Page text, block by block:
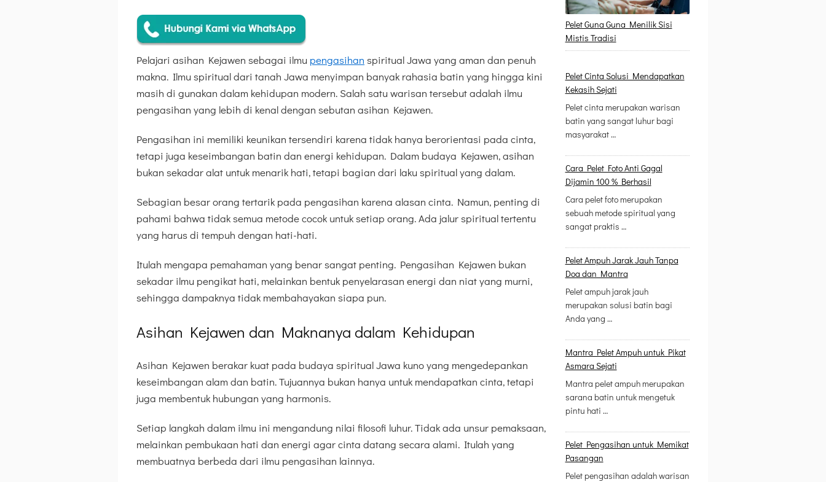
Pelajari asihan Kejawen sebagai ilmu pengasihan spiritual Jawa yang aman dan penuh
makna. Ilmu spiritual dari tanah Jawa menyimpan banyak rahasia batin yang hingga kini
masih di gunakan dalam kehidupan modern. Salah satu warisan tersebut adalah ilmu
pengasihan yang lebih di kenal dengan sebutan asihan Kejawen.
Pengasihan ini memiliki keunikan tersendiri karena tidak hanya berorientasi pada cinta,
tetapi juga keseimbangan batin dan energi kehidupan. Dalam budaya Kejawen, asihan
bukan sekadar alat untuk menarik hati, tetapi bagian dari laku spiritual yang dalam.
Sebagian besar orang tertarik pada pengasihan karena alasan cinta. Namun, penting di
pahami bahwa tidak semua metode cocok untuk setiap orang. Ada jalur spiritual tertentu
yang harus di tempuh dengan hati-hati.
Itulah mengapa pemahaman yang benar sangat penting. Pengasihan Kejawen bukan
sekadar ilmu pengikat hati, melainkan bentuk penyelarasan energi dan niat yang murni,
sehingga dampaknya tidak membahayakan siapa pun.
Asihan Kejawen dan Maknanya dalam Kehidupan
Asihan Kejawen berakar kuat pada budaya spiritual Jawa kuno yang mengedepankan
keseimbangan alam dan batin. Tujuannya bukan hanya untuk mendapatkan cinta, tetapi
juga membentuk hubungan yang harmonis.
Setiap langkah dalam ilmu ini mengandung nilai filosofi luhur. Tidak ada unsur pemaksaan,
melainkan pembukaan hati dan energi agar cinta datang secara alami. Itulah yang
membuatnya berbeda dari ilmu pengasihan lainnya.
Pelet Guna Guna Menilik Sisi
Mistis Tradisi
Pelet Cinta Solusi Mendapatkan
Kekasih Sejati
Pelet cinta merupakan warisan
batin yang sangat luhur bagi
masyarakat …
Cara Pelet Foto Anti Gagal
Dijamin 100 % Berhasil
Cara pelet foto merupakan
sebuah metode spiritual yang
sangat praktis …
Pelet Ampuh Jarak Jauh Tanpa
Doa dan Mantra
Pelet ampuh jarak jauh
merupakan solusi batin bagi
Anda yang …
Mantra Pelet Ampuh untuk Pikat
Asmara Sejati
Mantra pelet ampuh merupakan
sarana batin untuk mengetuk
pintu hati …
Pelet Pengasihan untuk Memikat
Pasangan
Pelet pengasihan adalah warisan